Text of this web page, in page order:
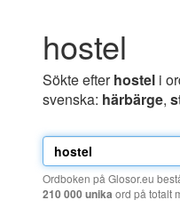
hostel
Sökte efterhostel i
svenska: härbärge,
Ordboken på Glosor.eu
210 000 unika ord på totalt